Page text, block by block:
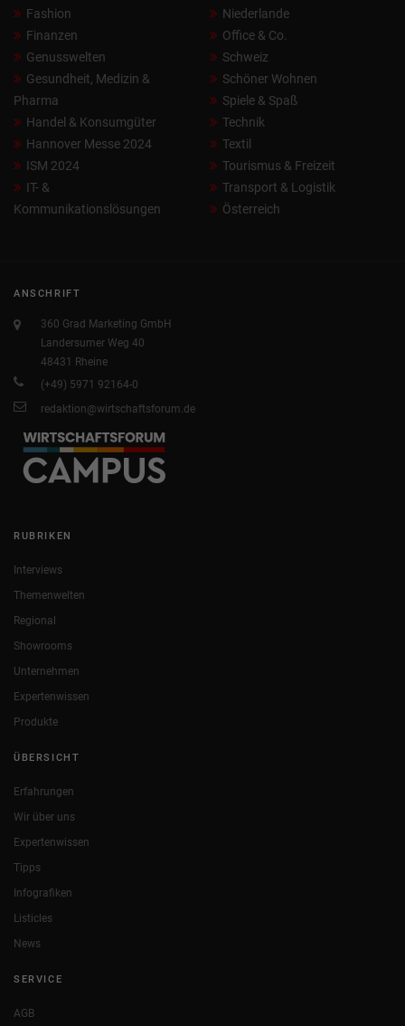
Fashion
Finanzen
Genusswelten
Gesundheit, Medizin &
Pharma
Handel & Konsumgüter
Hannover Messe 2024
ISM 2024
IT- &
Kommunikationslösungen
Niederlande
Office & Co.
Schweiz
Schöner Wohnen
Spiele & Spaß
Technik
Textil
Tourismus & Freizeit
Transport & Logistik
Österreich
ANSCHRIFT
360 Grad Marketing GmbH
Landersumer Weg 40
48431 Rheine
(+49) 5971 92164-0
redaktion@wirtschaftsforum.de
RUBRIKEN
Interviews
Themenwelten
Regional
Showrooms
Unternehmen
Expertenwissen
Produkte
ÜBERSICHT
Erfahrungen
Wir über uns
Expertenwissen
Tipps
Infografiken
Listicles
News
SERVICE
AGB